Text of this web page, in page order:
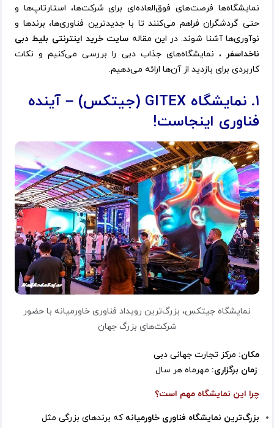
نمایشگاه‌ها فرصت‌های فوق‌العاده‌ای برای شرکت‌ها، استارتاپ‌ها و
حتی گردشگران فراهم می‌کنند تا با جدیدترین فناوری‌ها، برندها و
نوآوری‌ها آشنا شوند. در این مقاله سایت خرید اینترنتی بلیط دبی
ناخداسفر، نمایشگاه‌های جذاب دبی را بررسی می‌کنیم و نکات
کاربردی برای بازدید از آن‌ها ارائه می‌دهیم.
۱. نمایشگاه GITEX (جیتکس) – آینده
فناوری اینجاست!
نمایشگاه جیتکس، بزرگ‌ترین رویداد فناوری خاورمیانه با حضور
شرکت‌های بزرگ جهان
مکان: مرکز تجارت جهانی دبی
زمان برگزاری: مهرماه هر سال
چرا این نمایشگاه مهم است؟
بزرگ‌ترین نمایشگاه فناوری خاورمیانه که برندهای بزرگی مثل